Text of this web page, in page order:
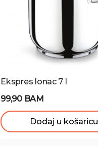
Ekspres lonac 7 l
99,90 BAM
Dodaj u košaricu